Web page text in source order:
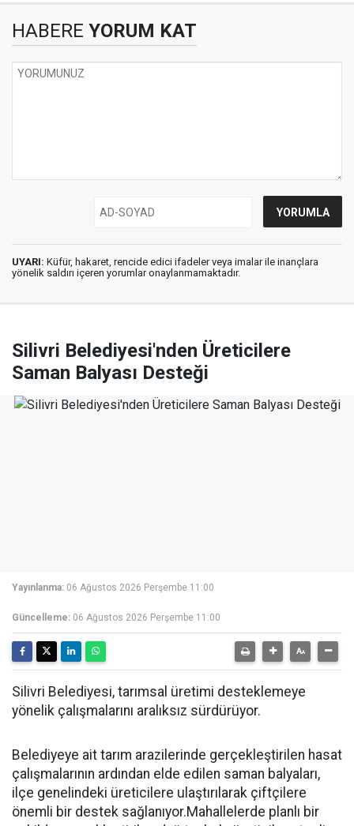
HABERE YORUM KAT
UYARI: Küfür, hakaret, rencide edici ifadeler veya imalar ile inançlara
yönelik saldırı içeren yorumlar onaylanmamaktadır.
Silivri Belediyesi'nden Üreticilere
Saman Balyası Desteği
Yayınlanma: 06 Ağustos 2026 Perşembe 11:00
Güncelleme: 06 Ağustos 2026 Perşembe 11:00
Silivri Belediyesi, tarımsal üretimi desteklemeye
yönelik çalışmalarını aralıksız sürdürüyor.
Belediyeye ait tarım arazilerinde gerçekleştirilen hasat
çalışmalarının ardından elde edilen saman balyaları,
ilçe genelindeki üreticilere ulaştırılarak çiftçilere
önemli bir destek sağlanıyor.Mahallelerde planlı bir